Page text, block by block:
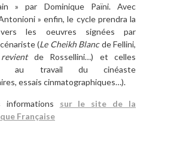
» par Dominique Païni. Avec
» enfin, le cycle prendra la
les oeuvres signées par
(Le Cheikh Blancde Fellini,
de Rossellini…) et celles
au travail du cinéaste
essais cinmatographiques…).
informations sur le site de la
Française